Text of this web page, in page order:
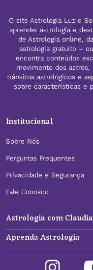
O site Astrologia Luz e
aprender astrologia e
de Astrologia online,
astrologia gratuito –
encontra conteúdos
movimento dos astros,
trânsitos astrológicos e
sobre características e
Institucional
Sobre Nós
Perguntas Frequentes
Privacidade e Segurança
Fale Conosco
Astrologia com
Aprenda Astrologia